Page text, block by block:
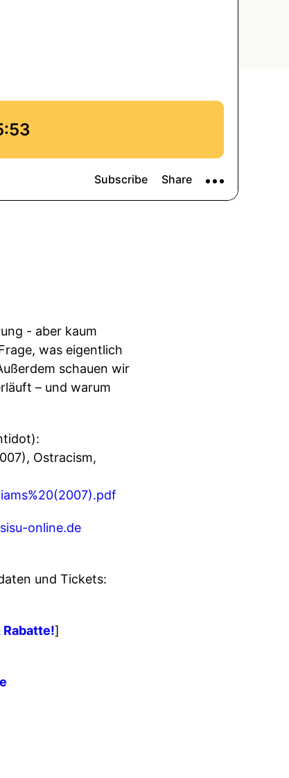
- aber kaum
was eigentlich
schauen wir
– und warum
Ostracism,
online.de
und Tickets:
Rabatte!]